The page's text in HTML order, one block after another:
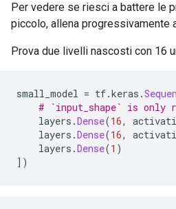
Epoch: 1700,
Epoch: 1800,
Epoch: 1900,
Epoch: 2000,
Epoch: 2100,
Per vedere se riesci a battere le
piccolo, allena progressivamente
Prova due livelli nascosti con 16
small_model = tf.keras .
# `input_shape` is only
layers .Dense(16,
layers .Dense(16,
layers .Dense(1 )
])